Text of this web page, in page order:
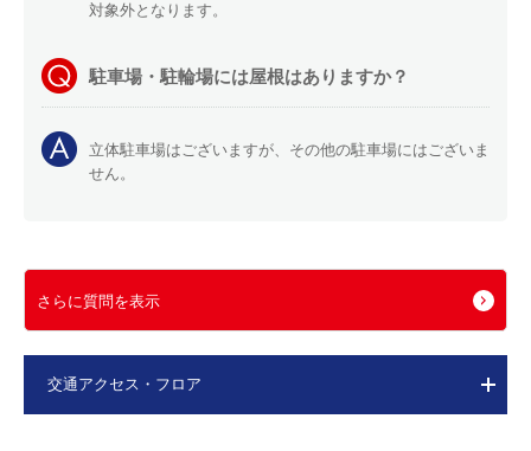
対象外となります。
駐車場・駐輪場には屋根はありますか？
立体駐車場はございますが、その他の駐車場にはございま
せん。
さらに質問を表示
交通アクセス・フロア